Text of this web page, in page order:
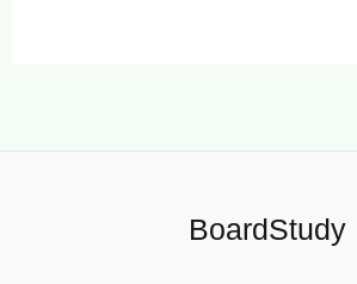
BoardStudy